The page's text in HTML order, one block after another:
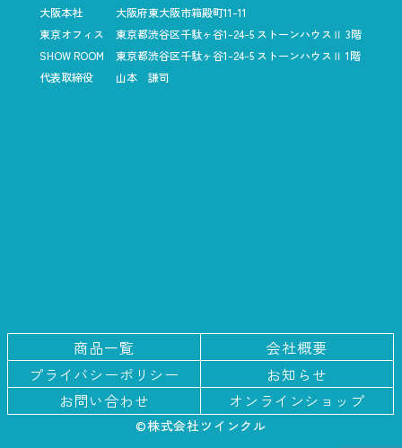
大阪本社
大阪府東大阪市箱殿町11-11
東京オフィス
東京都渋谷区千駄ヶ谷1-24-5 ストーンハウスⅡ 3階
SHOW ROOM
東京都渋谷区千駄ヶ谷1-24-5 ストーンハウスⅡ 1階
代表取締役
山本 謙司
商品一覧
会社概要
プライバシーポリシー
お知らせ
お問い合わせ
オンラインショップ
©株式会社ツインクル